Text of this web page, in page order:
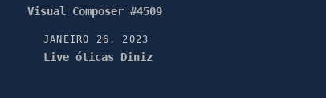
Visual Composer #4509
JANEIRO 26, 2023
Live óticas Diniz